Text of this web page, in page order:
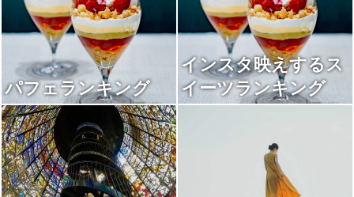
パフェランキング
インスタ映えするス
イーツランキング